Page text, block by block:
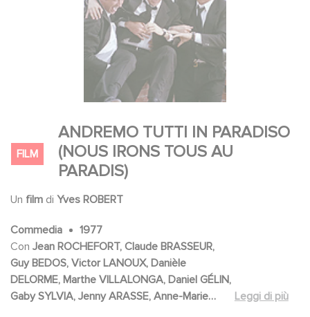
FILM
ANDREMO TUTTI IN PARADISO
(NOUS IRONS TOUS AU
PARADIS)
Un film di Yves ROBERT
Commedia
1977
Con Jean ROCHEFORT, Claude BRASSEUR,
Guy BEDOS, Victor LANOUX, Danièle
DELORME, Marthe VILLALONGA, Daniel GÉLIN,
Gaby SYLVIA, Jenny ARASSE, Anne-Marie
Leggi di più